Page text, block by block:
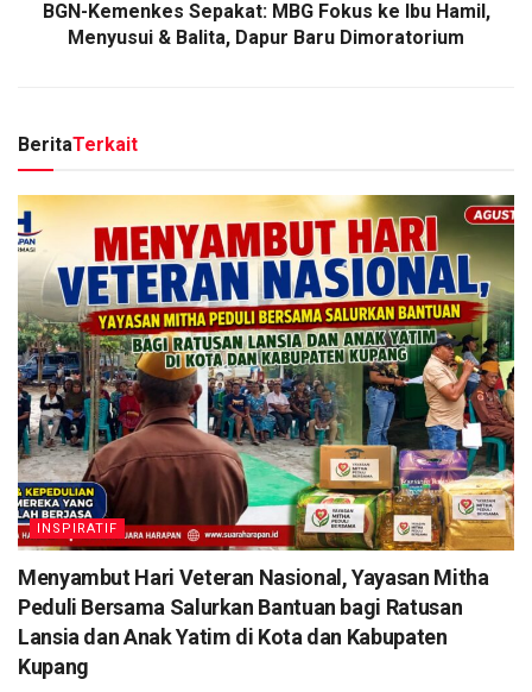
BGN-Kemenkes Sepakat: MBG Fokus ke Ibu Hamil,
Menyusui & Balita, Dapur Baru Dimoratorium
BeritaTerkait
INSPIRATIF
​Menyambut Hari Veteran Nasional, Yayasan Mitha
Peduli Bersama Salurkan Bantuan bagi Ratusan
Lansia dan Anak Yatim di Kota dan Kabupaten
Kupang